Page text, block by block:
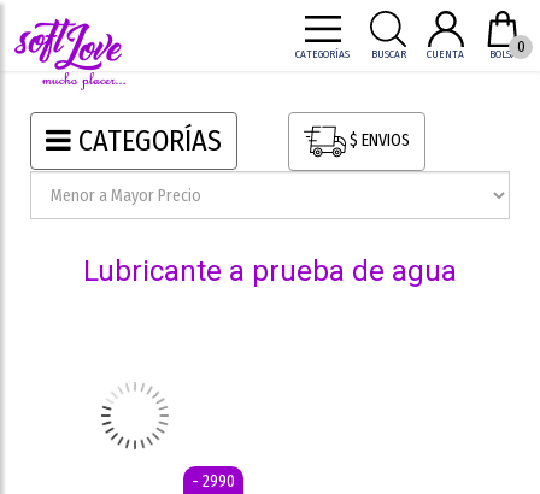
BOLSA 0
CUENTA
BUSCAR
CATEGORÍAS
CATEGORÍAS $ ENVIOS
lubricante a prueba de agua
- 2990